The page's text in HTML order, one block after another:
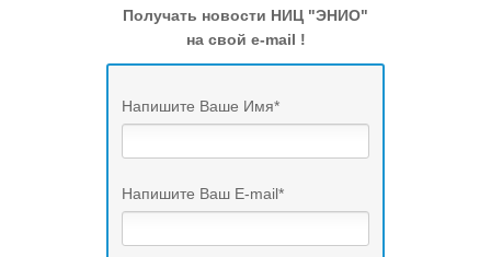
Получать новости НИЦ "ЭНИО"
на свой e-mail !
Напишите Ваше Имя*
Напишите Ваш E-mail*